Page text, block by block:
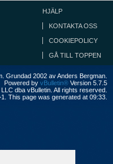
HJÄLP
KONTAKTA OSS
COOKIEPOLICY
GÅ TILL TOPPEN
Grundad 2002 av Anders Bergman.
Powered by vBulletin® Version 5.7.5
dba vBulletin. All rights reserved.
This page was generated at 09:33.